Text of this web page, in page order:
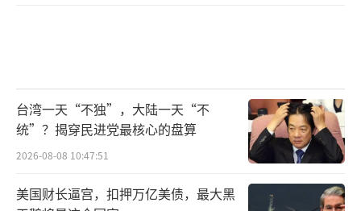
台湾一天“不独”，大陆一天“不
统”？揭穿民进党最核心的盘算
2026-08-08 10:47:51
美国财长逼宫，扣押万亿美债，最大黑